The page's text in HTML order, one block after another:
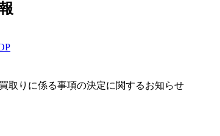
取りに係る事項の決定に関するお知らせ